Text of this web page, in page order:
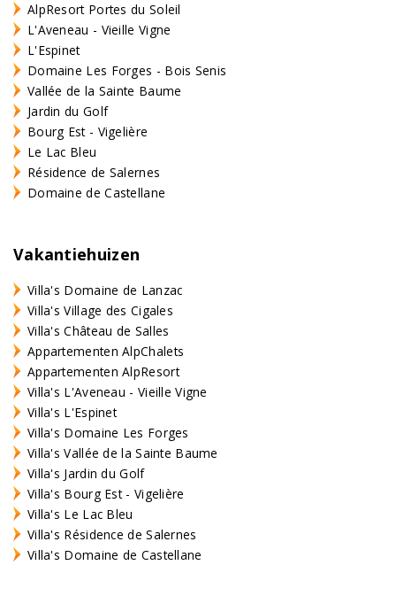
AlpResort Portes du Soleil
L'Aveneau - Vieille Vigne
L'Espinet
Domaine Les Forges - Bois Senis
Vallée de la Sainte Baume
Jardin du Golf
Bourg Est - Vigelière
Le Lac Bleu
Résidence de Salernes
Domaine de Castellane
Vakantiehuizen
Villa's Domaine de Lanzac
Villa's Village des Cigales
Villa's Château de Salles
Appartementen AlpChalets
Appartementen AlpResort
Villa's L'Aveneau - Vieille Vigne
Villa's L'Espinet
Villa's Domaine Les Forges
Villa's Vallée de la Sainte Baume
Villa's Jardin du Golf
Villa's Bourg Est - Vigelière
Villa's Le Lac Bleu
Villa's Résidence de Salernes
Villa's Domaine de Castellane